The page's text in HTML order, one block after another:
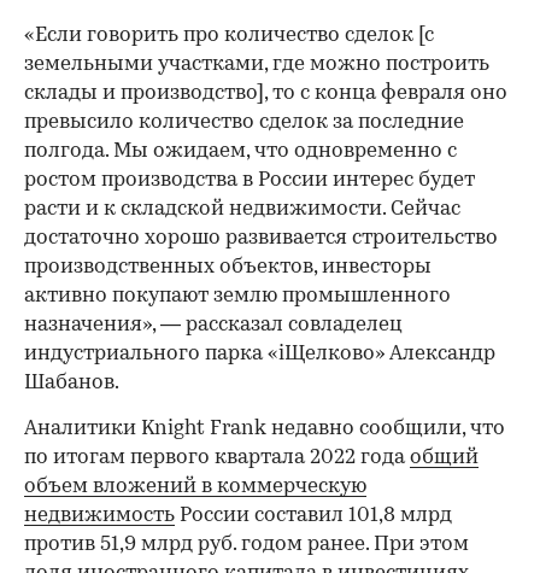
00:00 / 00:00
«Если говорить про количество сделок [с
земельными участками, где можно построить
склады и производство], то с конца февраля оно
превысило количество сделок за последние
полгода. Мы ожидаем, что одновременно с
ростом производства в России интерес будет
расти и к складской недвижимости. Сейчас
достаточно хорошо развивается строительство
производственных объектов, инвесторы
активно покупают землю промышленного
назначения», — рассказал совладелец
индустриального парка «iЩелково» Александр
Шабанов.
Аналитики Knight Frank недавно сообщили, что
по итогам первого квартала 2022 годаобщий
объем вложений в коммерческую
недвижимость России составил 101,8 млрд
против 51,9 млрд руб. годом ранее. При этом